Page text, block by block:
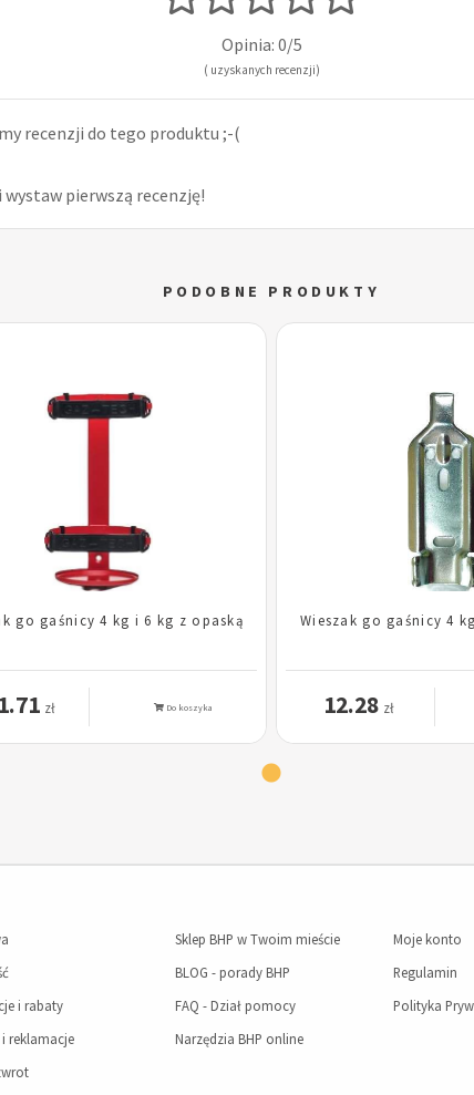
Opinia: 0/5
( uzyskanych recenzji)
recenzji do tego produktu ;-(
pierwszą recenzję!
PODOBNE PRODUKTY
go gaśnicy 4 kg i 6 kg z opaską
zł Do koszyka
Wieszak go gaśnicy 4
12.28 zł
i rabaty
reklamacje
Sklep BHP w Twoim mieście
BLOG - porady BHP
FAQ - Dział pomocy
Narzędzia BHP online
Moje konto
Regulamin
Polityka